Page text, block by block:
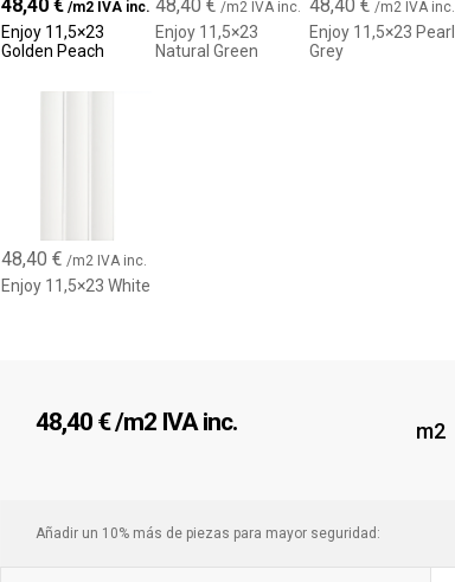
Revestimiento de paredes interiores
Baños y cocinas modernas
Acabado: Mate
Formato: 11,5x23 cm
48,40€ /m2 IVA inc.
Enjoy 11,5×23
Golden Peach
48,40€ /m2 IVA inc.
Enjoy 11,5×23
Natural Green
48,40€ /m2 IVA inc.
Enjoy 11,5×23 Pearl
Grey
48,40€ /m2 IVA inc.
Enjoy 11,5×23 White
48,40 €/m2 IVA inc. m2
Añadir un 10% más de piezas para mayor seguridad: